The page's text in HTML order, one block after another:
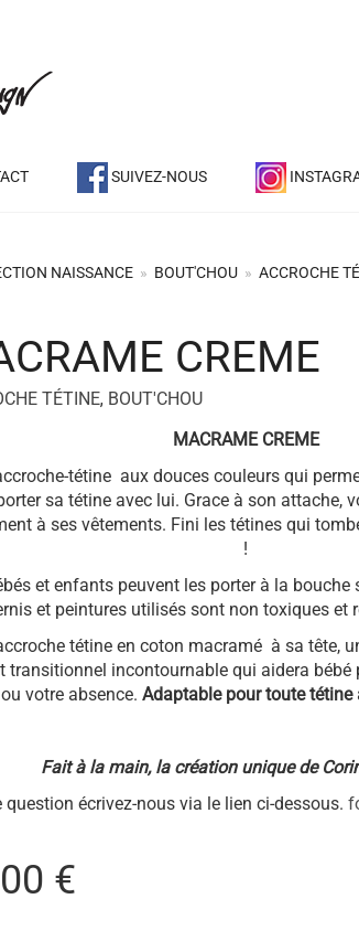
SUIVEZ-NOUS
NAISSANCE » BOUT'CHOU » ACCROCHE
CREME
TÉTINE, BOUT'CHOU
MACRAME CREME
tétine aux douces couleurs qui
sa tétine avec lui. Grace à son attache,
à ses vêtements. Fini les tétines qui
!
et enfants peuvent les porter à la bouche
et peintures utilisés sont non toxiques et
tétine en coton macramé à sa tête,
transitionnel incontournable qui aidera bébé
ou votre absence. Adaptable pour toute tétine
Fait à la main, la création unique de
question écrivez-nous via le lien ci-dessous.
€